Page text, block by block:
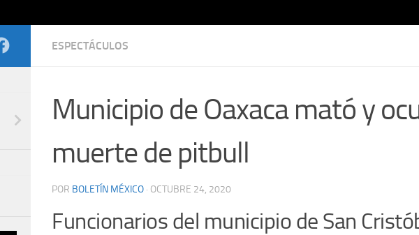
ESPECTÁCULOS
Municipio de Oaxaca mató y
muerte de pitbull
POR BOLETÍN MÉXICO · OCTUBRE 24, 2020
Funcionarios del municipio de San